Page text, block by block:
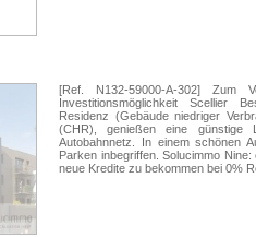
[Ref. N132-59000-A-302] Zum
Investitionsmöglichkeit Scellier
Residenz (Gebäude niedriger
(CHR), genießen eine günstige
Autobahnnetz. In einem schönen
Parken inbegriffen. Solucimmo
neue Kredite zu bekommen bei 0%